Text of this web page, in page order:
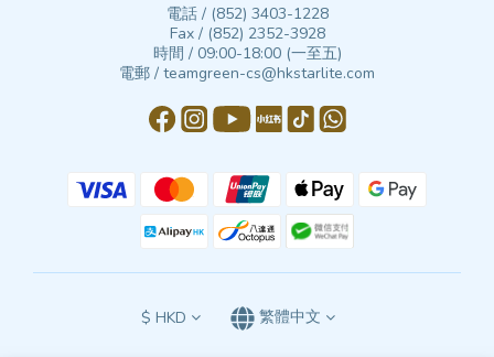
電話 / (852) 3403-1228
Fax / (852) 2352-3928
時間 / 09:00-18:00 (一至五)
電郵 / teamgreen-cs@hkstarlite.com
$ HKD 繁體中文